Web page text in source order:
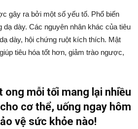
gây ra bởi một số yếu tố. Phổ biến
dạ dày. Các nguyên nhân khác của tiêu
dày, hội chứng ruột kích thích. Mật
tiêu hóa tốt hơn, giảm trào ngược,
ong mỗi tối mang lại nhiều
cơ thể, uống ngay hôm
vệ sức khỏe nào!